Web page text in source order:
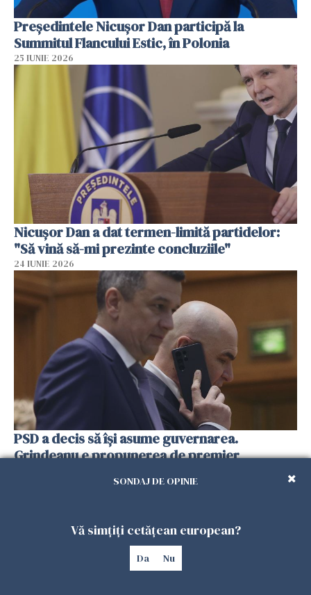
Preşedintele Nicuşor Dan participă la
Summitul Flancului Estic, în Polonia
25 IUNIE 2026
Nicușor Dan a dat termen-limită partidelor:
"Să vină să-mi prezinte concluziile"
24 IUNIE 2026
PSD a decis să îşi asume guvernarea.
Grindeanu e propunerea de premier
SONDAJ DE OPINIE
Vă simțiți cetățean european?
Da Nu